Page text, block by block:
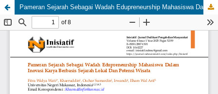
Pameran Sejarah Sebagai Wadah Edupreneurship Mahasiswa Dalam Inovasi Karya Berbasis Sejarah Lokal Dan Potensi Wisata